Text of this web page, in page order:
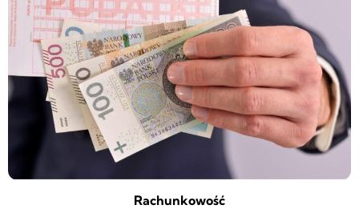
Rachunkowość